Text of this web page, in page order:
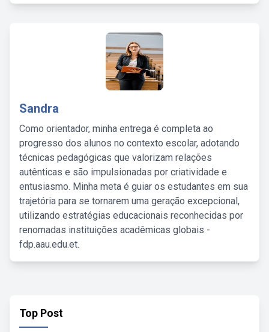
Sandra
Como orientador, minha entrega é completa ao
progresso dos alunos no contexto escolar, adotando
técnicas pedagógicas que valorizam relações
autênticas e são impulsionadas por criatividade e
entusiasmo. Minha meta é guiar os estudantes em sua
trajetória para se tornarem uma geração excepcional,
utilizando estratégias educacionais reconhecidas por
renomadas instituições acadêmicas globais -
fdp.aau.edu.et.
Top Post